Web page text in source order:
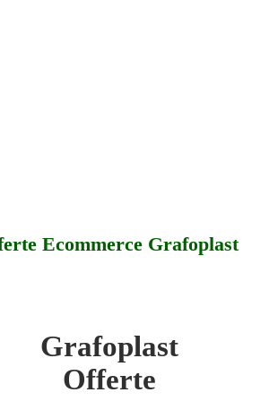
Ecommerce Grafoplast
Offerte Ecommerce
Grafoplast
Offerte